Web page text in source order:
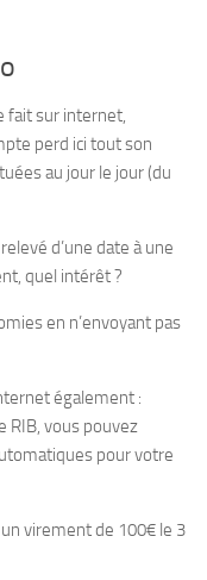
fait sur internet,
perd ici tout son
au jour le jour (du
d’une date à une
quel intérêt ?
en n’envoyant pas
également :
RIB, vous pouvez
pour votre
virement de 100€ le 3